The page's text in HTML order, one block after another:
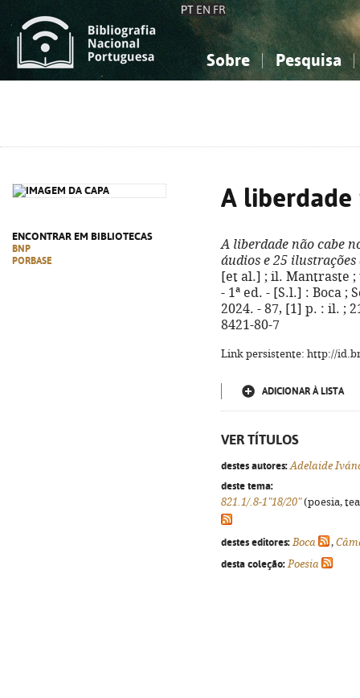
PT EN FR
Sobre Pesquisa
ENCONTRAR EM BIBLIOTECAS
BNP
PORBASE
A liberdade
A liberdade não cabe
áudios e 25
[et al.] ; il. Mantraste
- 1ª ed. - [S.l.] : Boca ;
2024. - 87, [1] p. : il. ;
8421-80-7
Link persistente: http://
ADICIONAR À LISTA
VER TÍTULOS
destes autores: Adelaide
deste tema:
821.1/.8-1"18/20"(poesia,
destes editores: Boca ,
desta coleção: Poesia